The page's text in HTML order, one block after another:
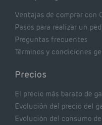
Ventajas de comprar con
Pasos para realizar un
Preguntas frecuentes
Términos y condiciones
Precios
El precio más barato de
Evolución del precio del
Evolución del consumo